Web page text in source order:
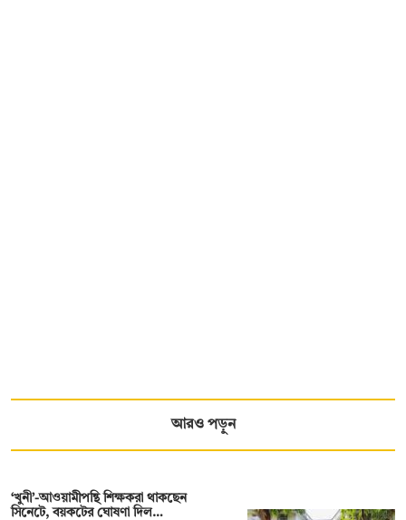
আরও পড়ুন
‘খুনী’-আওয়ামীপন্থি শিক্ষকরা থাকছেন
সিনেটে, বয়কটের ঘোষণা দিল…